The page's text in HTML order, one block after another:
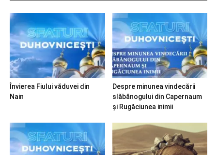
Învierea Fiului văduvei din
Nain
Despre minunea vindecării
slăbănogului din Capernaum
și Rugăciunea inimii